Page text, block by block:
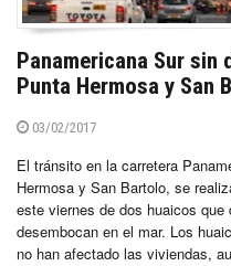
Panamericana Sur sin
Punta Hermosa y San
03/02/2017
El tránsito en la carretera
Hermosa y San Bartolo, se
este viernes de dos huaicos
desembocan en el mar. Los
no han afectado las viviendas,